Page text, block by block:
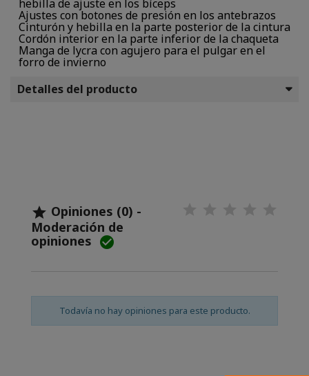
hebilla de ajuste en los bíceps
Ajustes con botones de presión en los antebrazos
Cinturón y hebilla en la parte posterior de la cintura
Cordón interior en la parte inferior de la chaqueta
Manga de lycra con agujero para el pulgar en el
forro de invierno
Detalles del producto
 Opiniones (0) -
Moderación de
opiniones 
Todavía no hay opiniones para este producto.